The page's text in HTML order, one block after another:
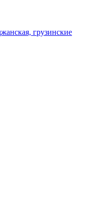
грузинские